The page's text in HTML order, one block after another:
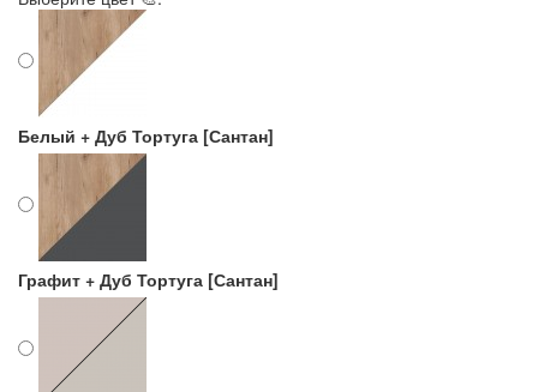
Белый + Дуб Тортуга [Сантан]
Графит + Дуб Тортуга [Сантан]